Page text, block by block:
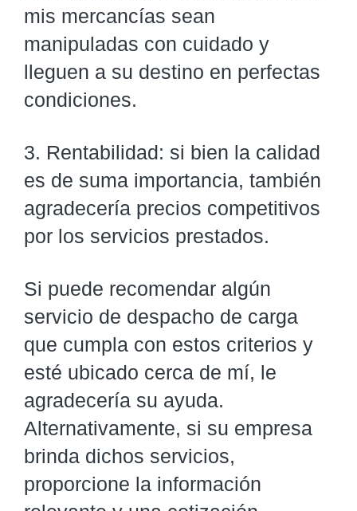
mis mercancías sean
manipuladas con cuidado y
lleguen a su destino en perfectas
condiciones.
3. Rentabilidad: si bien la calidad
es de suma importancia, también
agradecería precios competitivos
por los servicios prestados.
Si puede recomendar algún
servicio de despacho de carga
que cumpla con estos criterios y
esté ubicado cerca de mí, le
agradecería su ayuda.
Alternativamente, si su empresa
brinda dichos servicios,
proporcione la información